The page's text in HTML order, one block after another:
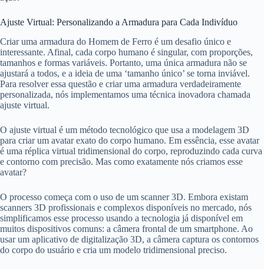
Ajuste Virtual: Personalizando a Armadura para Cada Indivíduo
Criar uma armadura do Homem de Ferro é um desafio único e
interessante. Afinal, cada corpo humano é singular, com proporções,
tamanhos e formas variáveis. Portanto, uma única armadura não se
ajustará a todos, e a ideia de uma ‘tamanho único’ se torna inviável.
Para resolver essa questão e criar uma armadura verdadeiramente
personalizada, nós implementamos uma técnica inovadora chamada
ajuste virtual.
O ajuste virtual é um método tecnológico que usa a modelagem 3D
para criar um avatar exato do corpo humano. Em essência, esse avatar
é uma réplica virtual tridimensional do corpo, reproduzindo cada curva
e contorno com precisão. Mas como exatamente nós criamos esse
avatar?
O processo começa com o uso de um scanner 3D. Embora existam
scanners 3D profissionais e complexos disponíveis no mercado, nós
simplificamos esse processo usando a tecnologia já disponível em
muitos dispositivos comuns: a câmera frontal de um smartphone. Ao
usar um aplicativo de digitalização 3D, a câmera captura os contornos
do corpo do usuário e cria um modelo tridimensional preciso.